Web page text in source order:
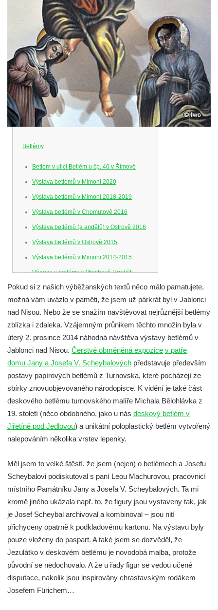
Betlémy
Betlém v ulici Betlém u čp. 40 v Římově
Výstava betlémů v Mimoni 2020
Výstava betlémů v Mimoni 2018-2019
Výstava betlémů v Chomutově 2016
Výstava betlémů (a andělů) v Ostrově 2016
Výstava betlémů v Ostrově 2015
Výstava betlémů v Mimoni 2014-2015
Vánoce s betlémy v Mnichově Hradišti
Betlémy s vůní dřeva (v Karlových Varech)
Výstava betlémů (a medvídků) v Ostrově
2014
Kostelní betlém na Studánce
Vánoční výstava betlémů v rumburském
Výstava betlémů v Jablonci nad Nisou
Ještě pár slov o betlémech
Jubilejní výstava betlémů ostrovských
sběratelů
Výstava betlémů na statku Bernard
Pokud si z našich výběžanských textů něco málo pamatujete,
možná vám uvázlo v paměti, že jsem už párkrát byl v Jablonci
nad Nisou. Nebo že se snažím navštěvovat nejrůznější betlémy
zblízka i zdaleka. Vzájemným průnikem těchto množin byla v
úterý 2. prosince 2014 náhodná návštěva výstavy betlémů v
Jablonci nad Nisou. Čerstvě obměněná expozice v patře
domu Jany a Josefa V. Scheybalových představuje především
postavy papírových betlémů z Turnovska, které pocházejí ze
sbírky znovuobjevovaného národopisce. K vidění je také část
deskového betlému turnovského malíře Michala Bělohlávka z
19. století (něco obdobného, jako u nás deskový betlém v
Jiřetíně pod Jedlovou) a unikátní poloplastický betlém vytvořený
nalepováním několika vrstev lepenky.
Měl jsem to velké štěstí, že jsem (nejen) o betlémech a Josefu
Scheybalovi podiskutoval s paní Leou Machurovou, pracovnicí
místního Památníku Jany a Josefa V. Scheybalových. Ta mi
kromě jiného ukázala např. to, že figury jsou vystaveny tak, jak
je Josef Scheybal archivoval a kombinoval – jsou nití
přichyceny opatrně k podkladovému kartonu. Na výstavu byly
pouze vloženy do paspart. A také jsem se dozvěděl, že
Jezulátko v deskovém betlému je novodobá malba, protože
původní se nedochovalo. A že u řady figur se vedou učené
disputace, nakolik jsou inspirovány chrastavským rodákem
Josefem Fürichem…